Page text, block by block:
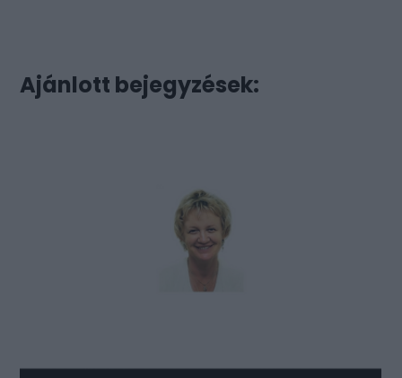
Ajánlott bejegyzések: